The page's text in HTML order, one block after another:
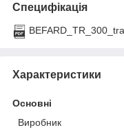
Специфікація
Характеристики
Основні
Виробник